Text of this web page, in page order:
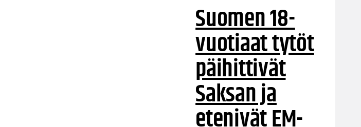
Suomen 18-
vuotiaat tytöt
päihittivät
Saksan ja